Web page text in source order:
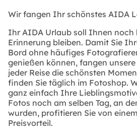
Wir fangen Ihr schönstes AIDA
Ihr AIDA Urlaub soll Ihnen noch
Erinnerung bleiben. Damit Sie
Bord ohne häufiges
genießen können, fangen
jeder Reise die schönsten
finden Sie täglich im Fotoshop.
ganz einfach Ihre
Fotos noch am selben Tag, an
wurden, profitieren Sie von
Preisvorteil.